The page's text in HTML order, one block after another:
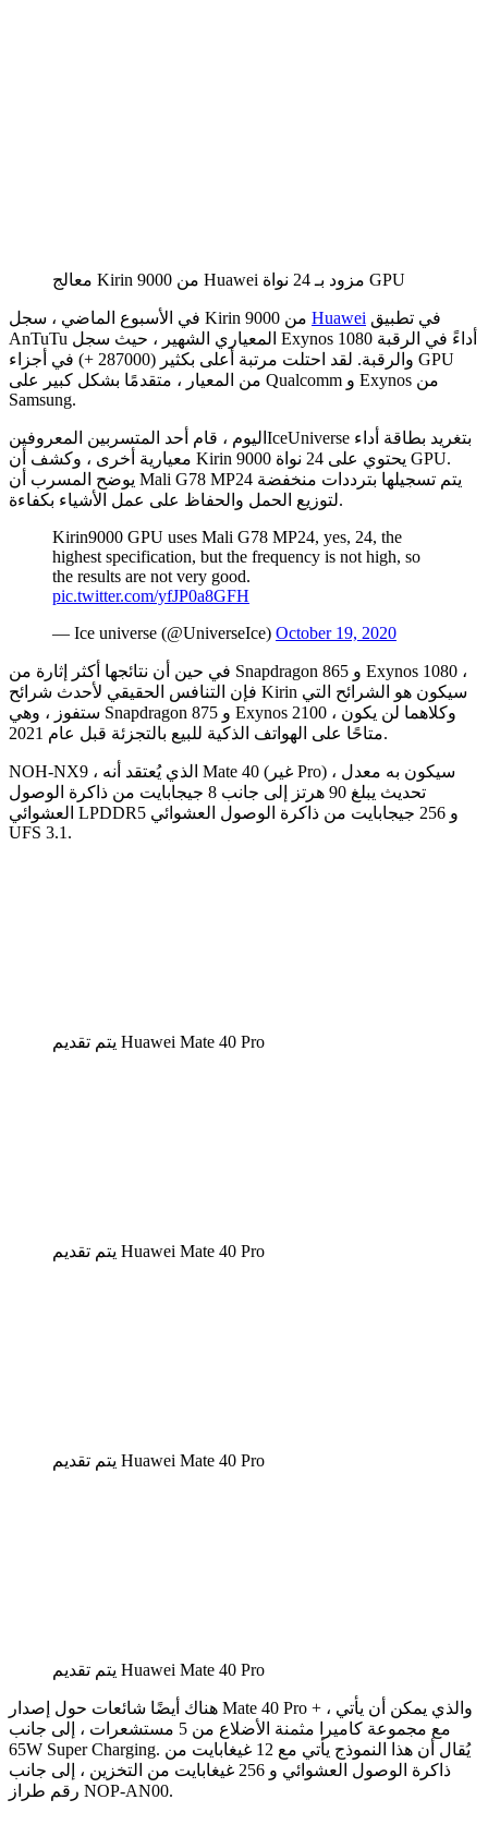
معالج Kirin 9000 من Huawei مزود بـ 24 نواة GPU
Huawei
AnTuTu المعياري الشهير ، حيث سجل Exynos 1080 أداءً في الرقبة
والرقبة. لقد احتلت مرتبة أعلى بكثير (287000 +) في أجزاء GPU
من المعيار ، متقدمًا بشكل كبير على Qualcomm و Exynos من
Samsung.
اليوم ، قام أحد المتسربين المعروفينIceUniverse بتغريد بطاقة أداء
معيارية أخرى ، وكشف أن Kirin 9000 يحتوي على 24 نواة GPU.
يوضح المسرب أن Mali G78 MP24 يتم تسجيلها بترددات منخفضة
لتوزيع الحمل والحفاظ على عمل الأشياء بكفاءة.
Kirin9000 GPU uses Mali G78 MP24, yes, 24, the
highest specification, but the frequency is not high, so
the results are not very good.
pic.twitter.com/yfJP0a8GFH
— Ice universe (@UniverseIce) October 19, 2020
في حين أن نتائجها أكثر إثارة من Snapdragon 865 و Exynos 1080 ،
فإن التنافس الحقيقي لأحدث شرائح Kirin سيكون هو الشرائح التي
ستفوز ، وهي Snapdragon 875 و Exynos 2100 ، وكلاهما لن يكون
متاحًا على الهواتف الذكية للبيع بالتجزئة قبل عام 2021.
NOH-NX9 ، الذي يُعتقد أنه Mate 40 (غير Pro) ، سيكون به معدل
تحديث يبلغ 90 هرتز إلى جانب 8 جيجابايت من ذاكرة الوصول
العشوائي LPDDR5 و 256 جيجابايت من ذاكرة الوصول العشوائي
UFS 3.1.
يتم تقديم Huawei Mate 40 Pro
يتم تقديم Huawei Mate 40 Pro
يتم تقديم Huawei Mate 40 Pro
يتم تقديم Huawei Mate 40 Pro
هناك أيضًا شائعات حول إصدار Mate 40 Pro + ، والذي يمكن أن يأتي
مع مجموعة كاميرا مثمنة الأضلاع من 5 مستشعرات ، إلى جانب
65W Super Charging. يُقال أن هذا النموذج يأتي مع 12 غيغابايت من
ذاكرة الوصول العشوائي و 256 غيغابايت من التخزين ، إلى جانب
رقم طراز NOP-AN00.